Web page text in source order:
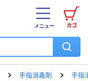
カゴ
メニュー
手指消毒剤 手指